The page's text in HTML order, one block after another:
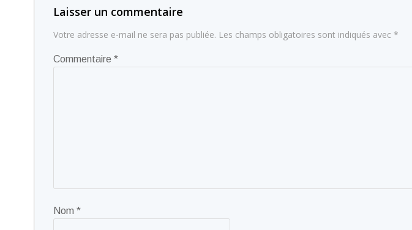
Laisser un commentaire
Votre adresse e-mail ne sera pas publiée. Les champs obligatoires sont indiqués avec *
Commentaire *
Nom *